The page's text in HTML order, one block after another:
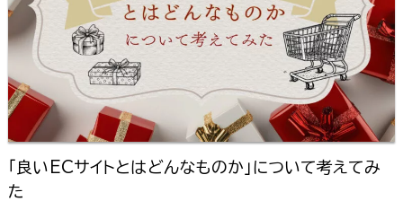
「良いECサイトとはどんなものか」について考えてみ
た